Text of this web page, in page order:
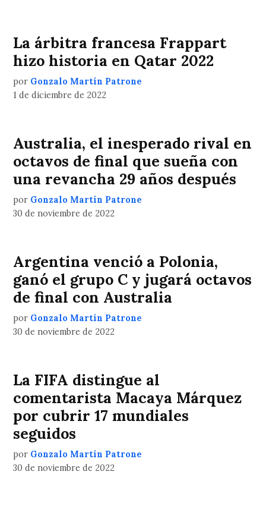
La árbitra francesa Frappart
hizo historia en Qatar 2022
por Gonzalo Martín Patrone
1 de diciembre de 2022
Australia, el inesperado rival en
octavos de final que sueña con
una revancha 29 años después
por Gonzalo Martín Patrone
30 de noviembre de 2022
Argentina venció a Polonia,
ganó el grupo C y jugará octavos
de final con Australia
por Gonzalo Martín Patrone
30 de noviembre de 2022
La FIFA distingue al
comentarista Macaya Márquez
por cubrir 17 mundiales
seguidos
por Gonzalo Martín Patrone
30 de noviembre de 2022